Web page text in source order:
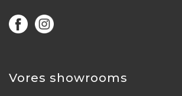
Vores showrooms